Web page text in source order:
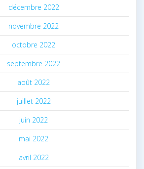
décembre 2022
novembre 2022
octobre 2022
septembre 2022
août 2022
juillet 2022
juin 2022
mai 2022
avril 2022